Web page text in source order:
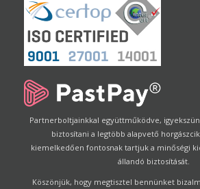
Partnerboltjainkkal együttműködve,
biztosítani a legtöbb alapvető
kiemelkedően fontosnak tartjuk a minőségi
állandó biztosítását.
Köszönjük, hogy megtisztel bennünket